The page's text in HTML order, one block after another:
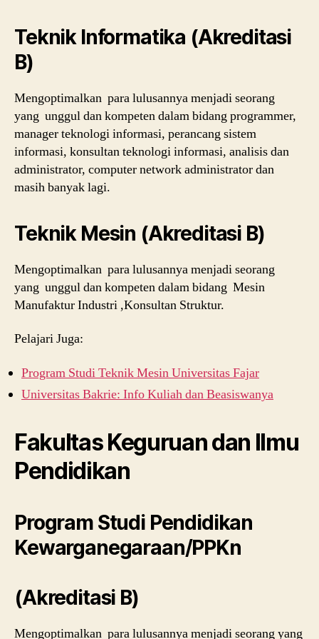
Teknik Informatika (Akreditasi
B)
Mengoptimalkan para lulusannya menjadi seorang
yang unggul dan kompeten dalam bidang programmer,
manager teknologi informasi, perancang sistem
informasi, konsultan teknologi informasi, analisis dan
administrator, computer network administrator dan
masih banyak lagi.
Teknik Mesin (Akreditasi B)
Mengoptimalkan para lulusannya menjadi seorang
yang unggul dan kompeten dalam bidang Mesin
Manufaktur Industri ,Konsultan Struktur.
Pelajari Juga:
Program Studi Teknik Mesin Universitas Fajar
Universitas Bakrie: Info Kuliah dan Beasiswanya
Fakultas Keguruan dan Ilmu
Pendidikan
Program Studi Pendidikan
Kewarganegaraan/PPKn
(Akreditasi B)
Mengoptimalkan para lulusannya menjadi seorang yang